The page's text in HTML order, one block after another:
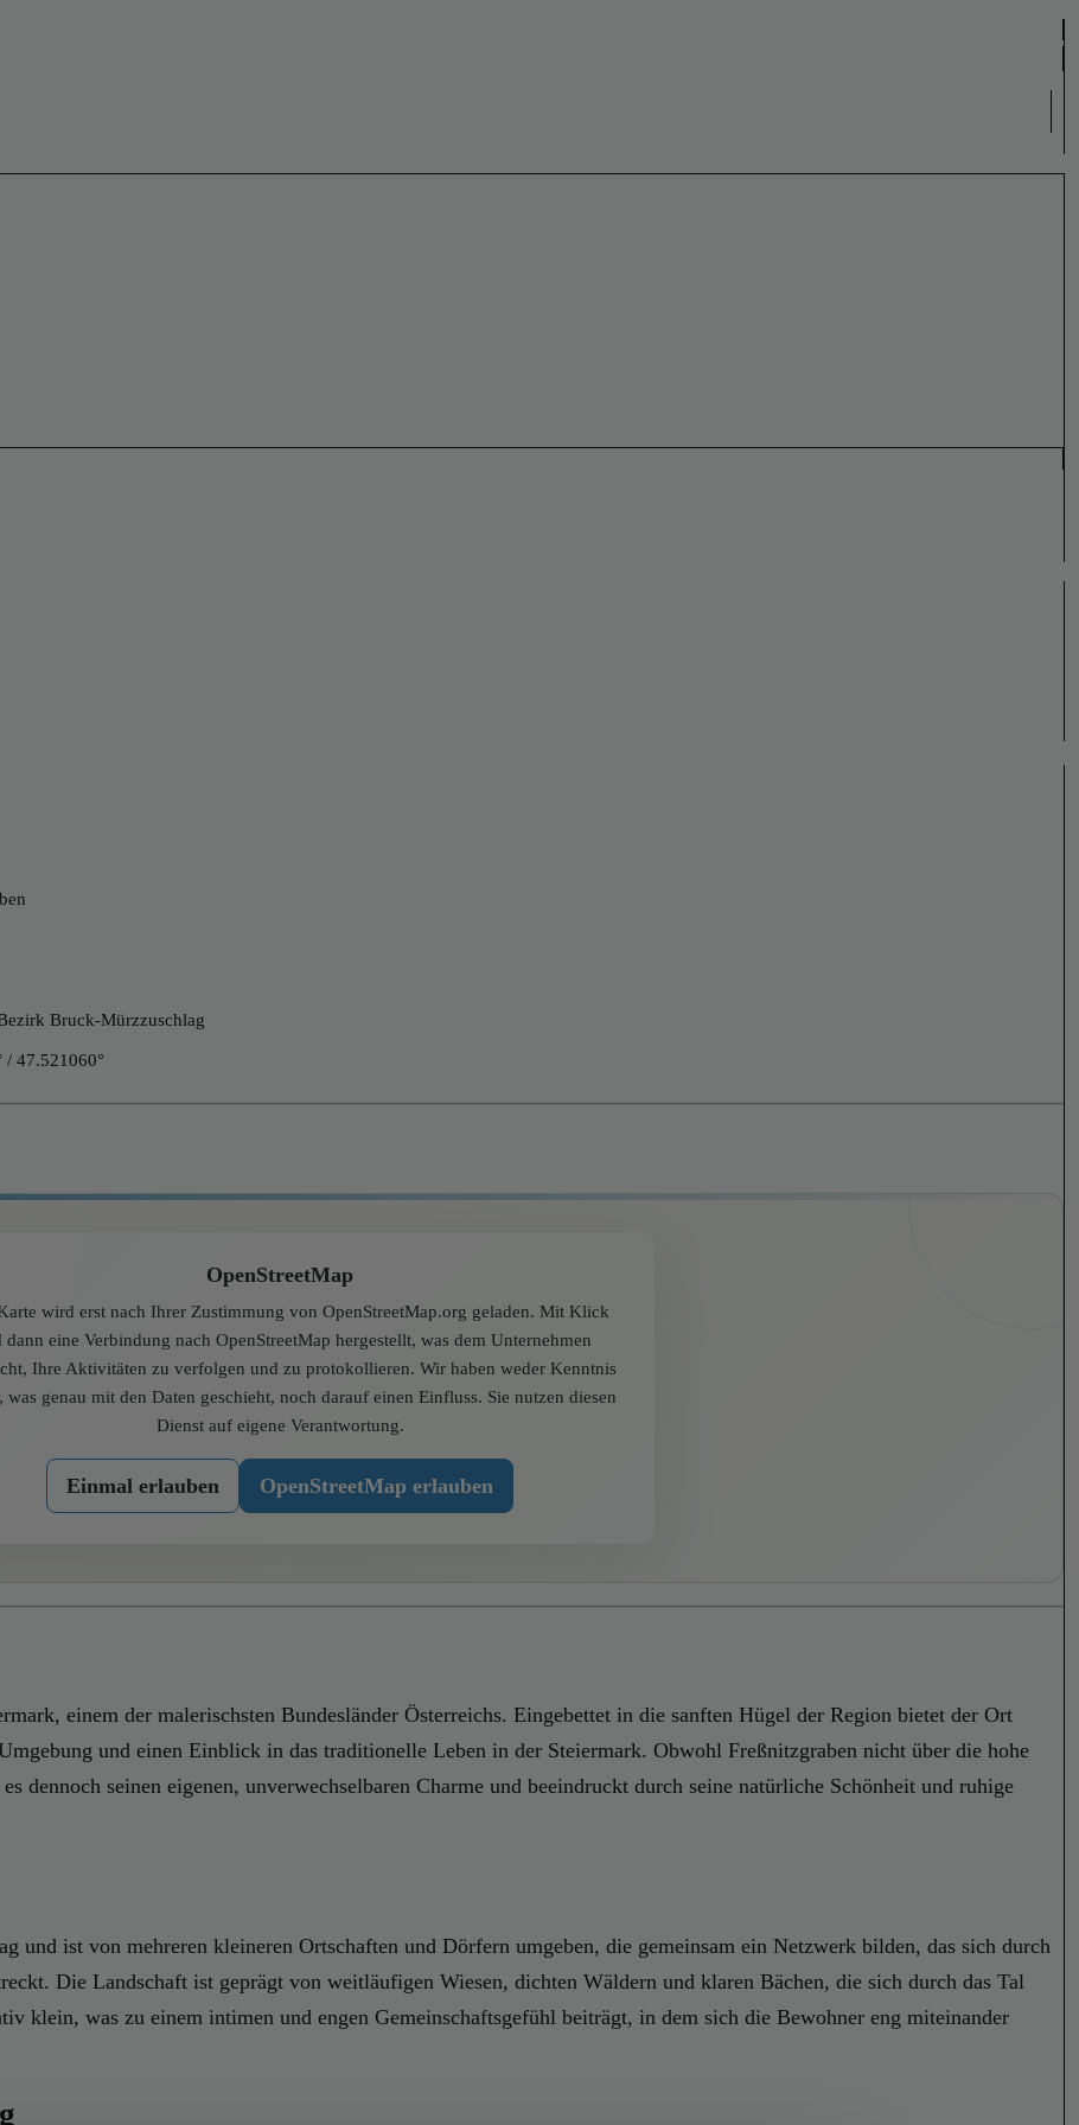
Bruck-Mürzzuschlag
/ 47.521060°
OpenStreetMap
wird erst nach Ihrer Zustimmung von OpenStreetMap.org geladen. Mit Klick
dann eine Verbindung nach OpenStreetMap hergestellt, was dem Unternehmen
Ihre Aktivitäten zu verfolgen und zu protokollieren. Wir haben weder Kenntnis
was genau mit den Daten geschieht, noch darauf einen Einfluss. Sie nutzen diesen
Dienst auf eigene Verantwortung.
Einmal erlauben OpenStreetMap erlauben
einem der malerischsten Bundesländer Österreichs. Eingebettet in die sanften Hügel der Region bietet der Ort
und einen Einblick in das traditionelle Leben in der Steiermark. Obwohl Freßnitzgraben nicht über die hohe
dennoch seinen eigenen, unverwechselbaren Charme und beeindruckt durch seine natürliche Schönheit und ruhige
und ist von mehreren kleineren Ortschaften und Dörfern umgeben, die gemeinsam ein Netzwerk bilden, das sich durch
Die Landschaft ist geprägt von weitläufigen Wiesen, dichten Wäldern und klaren Bächen, die sich durch das Tal
klein, was zu einem intimen und engen Gemeinschaftsgefühl beiträgt, in dem sich die Bewohner eng miteinander